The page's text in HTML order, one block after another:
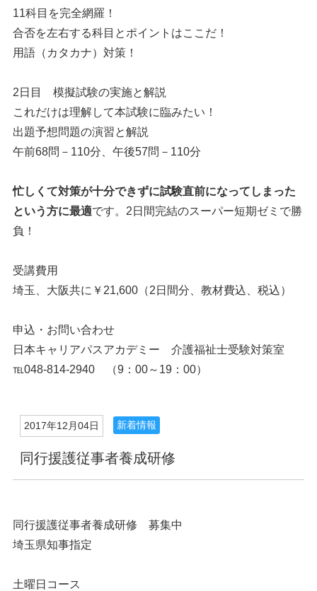
11科目を完全網羅！
合否を左右する科目とポイントはここだ！
用語（カタカナ）対策！
2日目 模擬試験の実施と解説
これだけは理解して本試験に臨みたい！
出題予想問題の演習と解説
午前68問－110分、午後57問－110分
忙しくて対策が十分できずに試験直前になってしまった
という方に最適です。2日間完結のスーパー短期ゼミで勝
負！
受講費用
埼玉、大阪共に￥21,600（2日間分、教材費込、税込）
申込・お問い合わせ
日本キャリアパスアカデミー 介護福祉士受験対策室
℡048-814-2940 （9：00～19：00）
2017年12月04日 新着情報
同行援護従事者養成研修
同行援護従事者養成研修 募集中
埼玉県知事指定
土曜日コース